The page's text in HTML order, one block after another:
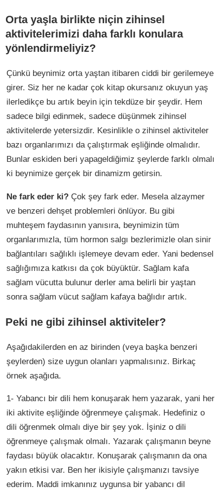
Orta yaşla birlikte niçin zihinsel
aktivitelerimizi daha farklı konulara
yönlendirmeliyiz?
Çünkü beynimiz orta yaştan itibaren ciddi bir gerilemeye
girer. Siz her ne kadar çok kitap okursanız okuyun yaş
ilerledikçe bu artık beyin için tekdüze bir şeydir. Hem
sadece bilgi edinmek, sadece düşünmek zihinsel
aktivitelerde yetersizdir. Kesinlikle o zihinsel aktiviteler
bazı organlarımızı da çalıştırmak eşliğinde olmalıdır.
Bunlar eskiden beri yapageldiğimiz şeylerde farklı olmalı
ki beynimize gerçek bir dinamizm getirsin.
Ne fark eder ki? Çok şey fark eder. Mesela alzaymer
ve benzeri dehşet problemleri önlüyor. Bu gibi
muhteşem faydasının yanısıra, beynimizin tüm
organlarımızla, tüm hormon salgı bezlerimizle olan sinir
bağlantıları sağlıklı işlemeye devam eder. Yani bedensel
sağlığımıza katkısı da çok büyüktür. Sağlam kafa
sağlam vücutta bulunur derler ama belirli bir yaştan
sonra sağlam vücut sağlam kafaya bağlıdır artık.
Peki ne gibi zihinsel aktiviteler?
Aşağıdakilerden en az birinden (veya başka benzeri
şeylerden) size uygun olanları yapmalısınız. Birkaç
örnek aşağıda.
1- Yabancı bir dili hem konuşarak hem yazarak, yani her
iki aktivite eşliğinde öğrenmeye çalışmak. Hedefiniz o
dili öğrenmek olmalı diye bir şey yok. İşiniz o dili
öğrenmeye çalışmak olmalı. Yazarak çalışmanın beyne
faydası büyük olacaktır. Konuşarak çalışmanın da ona
yakın etkisi var. Ben her ikisiyle çalışmanızı tavsiye
ederim. Maddi imkanınız uygunsa bir yabancı dil